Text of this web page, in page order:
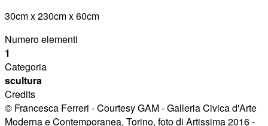
30cm x 230cm x 60cm
Numero elementi
1
Categoria
scultura
Credits
© Francesca Ferreri - Courtesy GAM - Galleria Civica d'Arte
Moderna e Contemporanea, Torino, foto di Artissima 2016 -